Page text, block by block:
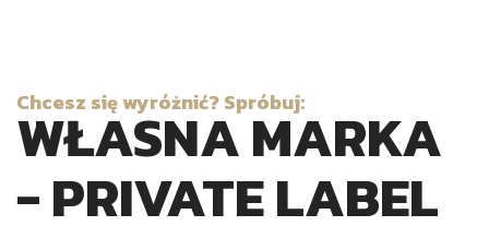
Chcesz się wyróżnić? Spróbuj:
WŁASNA MARKA
- PRIVATE LABEL